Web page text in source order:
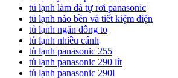
tủ lạnh làm đá tự rơi panasonic
tủ lạnh nào bền và tiết kiệm điện
tủ lạnh ngăn đông to
tủ lạnh nhiều cánh
tủ lạnh panasonic 255
tủ lạnh panasonic 290 lít
tủ lạnh panasonic 290l